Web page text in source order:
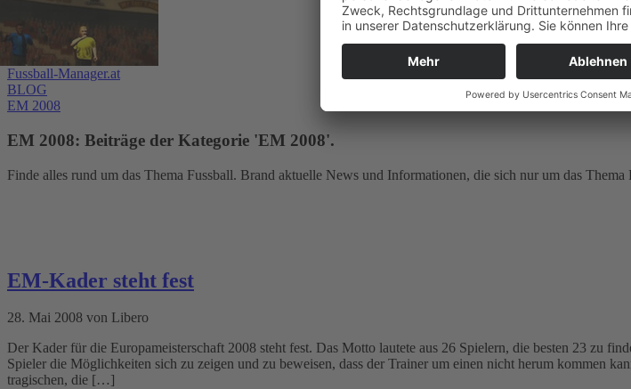
Fussball-Manager.at
BLOG
EM 2008
EM 2008: Beiträge der Kategorie 'EM 2008'.
Finde alles rund um das Thema Fussball. Brand aktuelle News und Informationen, die sich nur um das Thema
EM-Kader steht fest
28. Mai 2008 von Libero
Der Kader für die Europameisterschaft 2008 steht fest. Das Motto lautete aus 26 Spielern, die besten 23 zu
Spieler die Möglichkeiten sich zu zeigen und zu beweisen, dass der Trainer um einen nicht herum kommen
tragischen, die […]